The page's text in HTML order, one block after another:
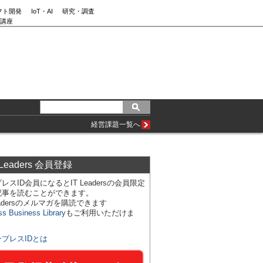
ト開発 IoT・AI
研究・調査
座
経営課題一覧へ
会員登録
スID会員になるとIT Leadersの会員限定
を読むことができます。
のメルマガを購読できます
Business Libraryもご利用いただけま
プレスIDとは